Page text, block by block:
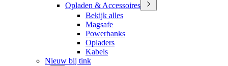
Opladen & Accessoires
Bekijk alles
Magsafe
Powerbanks
Opladers
Kabels
Nieuw bij tink